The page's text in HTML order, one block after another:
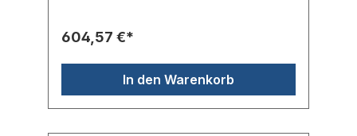
604,57 €*
In den Warenkorb